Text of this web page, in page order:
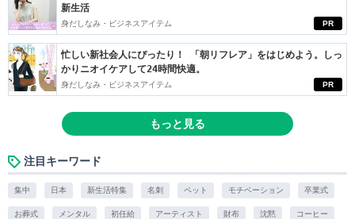
PR
新生活
身だしなみ・ビジネスアイテム
PR
忙しい新社会人にぴったり！ 「朝リフレア」をはじめよう。しっ
かりニオイケアして24時間快適。
身だしなみ・ビジネスアイテム
もっと見る
注目キーワード
集中 日本 新生活特集 名刺 ペット モチベーション 卒業式
お葬式 メンタル 初任給 アーティスト 財布 沈黙 コーヒー